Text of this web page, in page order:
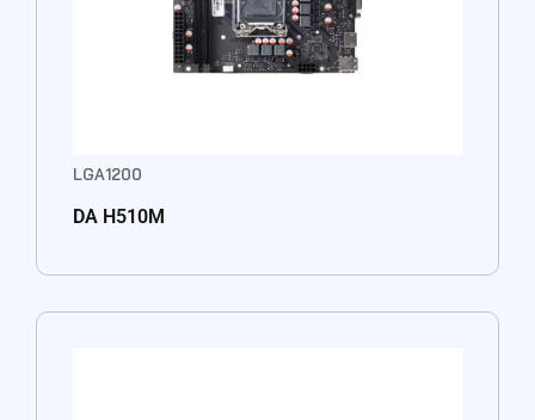
LGA1200
DA H510M